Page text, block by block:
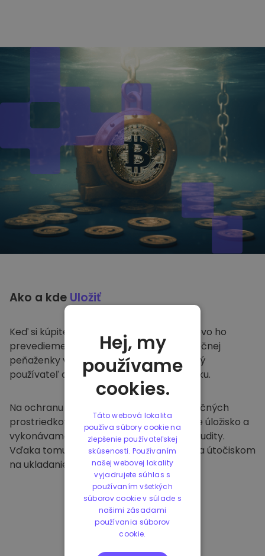
Ako a kde Uložiť
Keď si kúpite na Kriptomat
, bezproblémovo ho
prevedieme do vašej vyhradenej a bezpečnej
peňaženky v rámci našej platformy. Každý
používateľ dostane individuálnu peňaženku.
Na ochranu našich zákazníkov a ich finančných
prostriedkov ponúkame bezpečné offline úložisko a
vykonávame pravidelné bezpečnostné audity.
Vďaka tomuto prístupu je naša platforma útočiskom
na ukladanie a iných kryptomien.
Hej, my
používame
cookies.
Táto webová lokalita
používa súbory cookie na
zlepšenie používateľskej
skúsenosti. Používaním
našej webovej lokality
vyjadrujete súhlas s
používaním všetkých
súborov cookie v súlade s
našimi zásadami
používania súborov
cookie.